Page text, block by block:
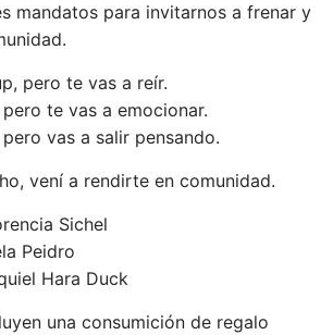
mandatos para invitarnos a frenar y
pero te vas a reír.
te vas a emocionar.
vas a salir pensando.
vení a rendirte en comunidad.
Sichel
Peidro
Hara Duck
una consumición de regalo